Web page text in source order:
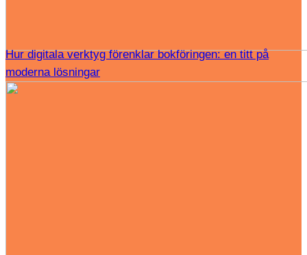
Hur digitala verktyg förenklar bokföringen: en titt på
moderna lösningar